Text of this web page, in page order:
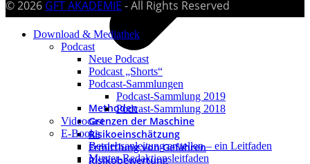
Methoden
Grenzen der Maschine
Risikoeinschätzung
Ermittlung von Gefahren
Risikobewertung
© 2026 GFT AKADEMIE - All Rights Reserved
Download & Mediathek
Podcast
Neue Podcast
Podcast „Shorts“
Podcast-Sammlungen
Podcast-Sammlung 2019
Podcast-Sammlung 2018
Videocast
E-Books
Betriebsanleitung erstellen – ein Leitfaden
Muster-Redaktionsleitfaden